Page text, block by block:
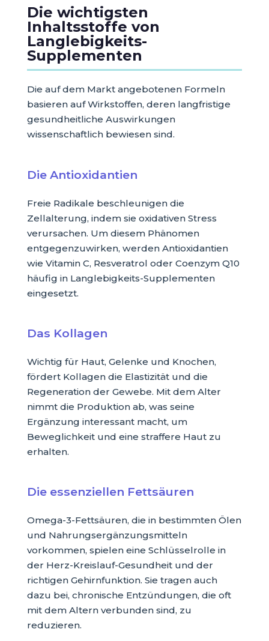
Die wichtigsten
Inhaltsstoffe von
Langlebigkeits-
Supplementen
Die auf dem Markt angebotenen Formeln
basieren auf Wirkstoffen, deren langfristige
gesundheitliche Auswirkungen
wissenschaftlich bewiesen sind.
Die Antioxidantien
Freie Radikale beschleunigen die
Zellalterung, indem sie oxidativen Stress
verursachen. Um diesem Phänomen
entgegenzuwirken, werden Antioxidantien
wie Vitamin C, Resveratrol oder Coenzym Q10
häufig in Langlebigkeits-Supplementen
eingesetzt.
Das Kollagen
Wichtig für Haut, Gelenke und Knochen,
fördert Kollagen die Elastizität und die
Regeneration der Gewebe. Mit dem Alter
nimmt die Produktion ab, was seine
Ergänzung interessant macht, um
Beweglichkeit und eine straffere Haut zu
erhalten.
Die essenziellen Fettsäuren
Omega-3-Fettsäuren, die in bestimmten Ölen
und Nahrungsergänzungsmitteln
vorkommen, spielen eine Schlüsselrolle in
der Herz-Kreislauf-Gesundheit und der
richtigen Gehirnfunktion. Sie tragen auch
dazu bei, chronische Entzündungen, die oft
mit dem Altern verbunden sind, zu
reduzieren.